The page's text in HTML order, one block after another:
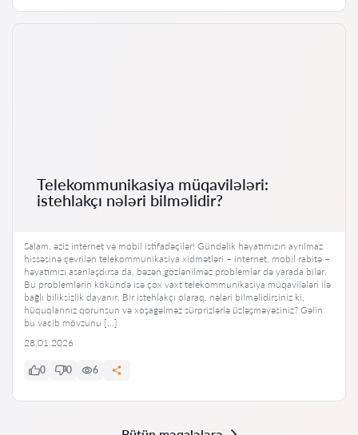
Telekommunikasiya müqavilələri:
istehlakçı nələri bilməlidir?
Salam, əziz internet və mobil istifadəçilər! Gündəlik həyatımızın ayrılmaz
hissəsinə çevrilən telekommunikasiya xidmətləri – internet, mobil rabitə –
həyatımızı asanlaşdırsa da, bəzən gözlənilməz problemlər də yarada bilər.
Bu problemlərin kökündə isə çox vaxt telekommunikasiya müqavilələri ilə
bağlı biliksizlik dayanır. Bir istehlakçı olaraq, nələri bilməlidirsiniz ki,
hüquqlarınız qorunsun və xoşagəlməz sürprizlərlə üzləşməyəsiniz? Gəlin
bu vacib mövzunu […]
28.01.2026
0 0 6